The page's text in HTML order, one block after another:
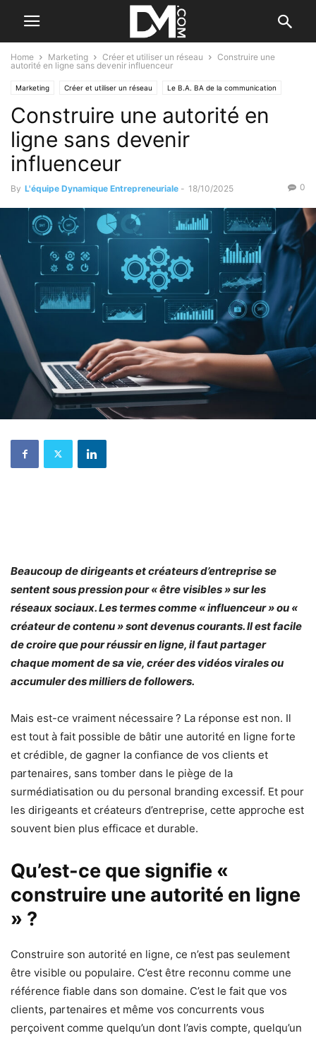
Home Marketing Créer et utiliser un réseau
Construire une
autorité en ligne sans devenir influenceur
Marketing Créer et utiliser un réseau Le B.A. BA de la communication
Tendance Par les nouvelles tendances
Construire une autorité en
ligne sans devenir
influenceur
By L'équipe Dynamique Entrepreneuriale - 18/10/2025 0
Beaucoup de dirigeants et créateurs d’entreprise se
sentent sous pression pour « être visibles » sur les
réseaux sociaux. Les termes comme « influenceur » ou «
créateur de contenu » sont devenus courants. Il est facile
de croire que pour réussir en ligne, il faut partager
chaque moment de sa vie, créer des vidéos virales ou
accumuler des milliers de followers.
Mais est-ce vraiment nécessaire ? La réponse est non. Il
est tout à fait possible de bâtir une autorité en ligne forte
et crédible, de gagner la confiance de vos clients et
partenaires, sans tomber dans le piège de la
surmédiatisation ou du personal branding excessif. Et pour
les dirigeants et créateurs d’entreprise, cette approche est
souvent bien plus efficace et durable.
Qu’est-ce que signifie «
construire une autorité en ligne
» ?
Construire son autorité en ligne, ce n’est pas seulement
être visible ou populaire. C’est être reconnu comme une
référence fiable dans son domaine. C’est le fait que vos
clients, partenaires et même vos concurrents vous
perçoivent comme quelqu’un dont l’avis compte, quelqu’un